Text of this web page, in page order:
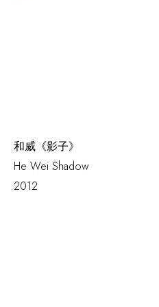
和威《影子》
He Wei Shadow
2012